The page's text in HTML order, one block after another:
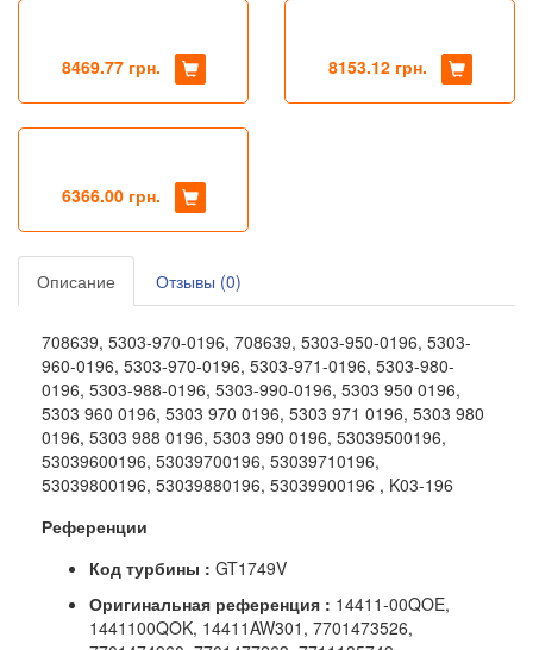
8469.77 грн. 8153.12 грн.
6366.00 грн.
Описание Отзывы (0)
708639, 5303-970-0196, 708639, 5303-950-0196, 5303-
960-0196, 5303-970-0196, 5303-971-0196, 5303-980-
0196, 5303-988-0196, 5303-990-0196, 5303 950 0196,
5303 960 0196, 5303 970 0196, 5303 971 0196, 5303 980
0196, 5303 988 0196, 5303 990 0196, 53039500196,
53039600196, 53039700196, 53039710196,
53039800196, 53039880196, 53039900196 , K03-196
Референции
Код турбины : GT1749V
Оригинальная референция : 14411-00QOE,
1441100QOK, 14411AW301, 7701473526,